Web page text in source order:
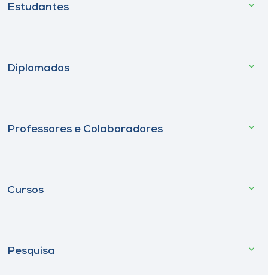
Estudantes
Diplomados
Professores e Colaboradores
Cursos
Pesquisa